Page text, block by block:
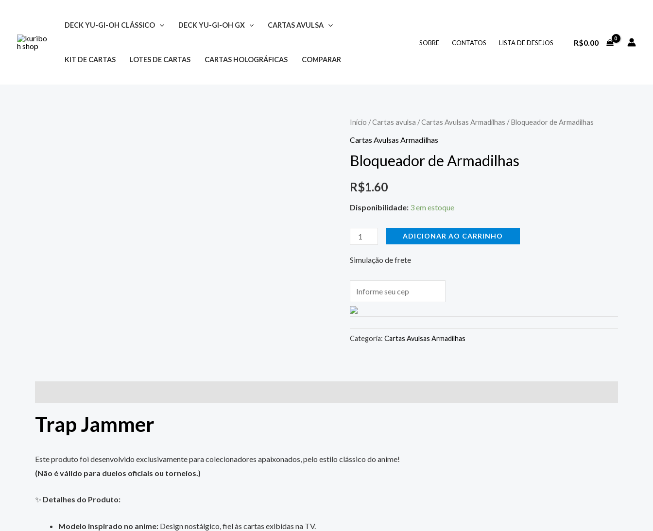
conteúdo
DECK YU-GI-OH CLÁSSICO DECK YU-GI-OH GX CARTAS AVULSA
KIT DE CARTAS LOTES DE CARTAS CARTAS HOLOGRÁFICAS COMPARAR
SOBRE CONTATOS LISTA DE DESEJOS R$0.00
Início /Cartas avulsa /Cartas Avulsas Armadilhas / Bloqueador de Armadilhas
Cartas Avulsas Armadilhas
Bloqueador de Armadilhas
R$1.60
Disponibilidade: 3 em estoque
Bloqueador
de
quantidade
ADICIONAR AO CARRINHO
Simulação de frete
Categoria: Cartas Avulsas Armadilhas
Trap Jammer
Este produto foi desenvolvido exclusivamente para colecionadores apaixonados, pelo estilo clássico do anime!
(Não é válido para duelos oficiais ou torneios.)
✨ Detalhes do Produto:
Modelo inspirado no anime: Design nostálgico, fiel às cartas exibidas na TV.